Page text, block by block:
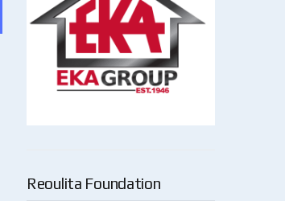
Reoulita Foundation